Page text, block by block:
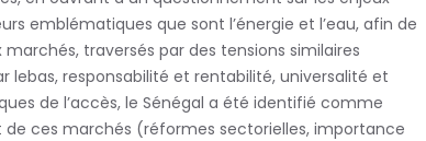
emblématiques que sont l’énergie et l’eau, afin de
marchés, traversés par des tensions similaires
lebas, responsabilité et rentabilité, universalité et
de l’accès, le Sénégal a été identifié comme
de ces marchés (réformes sectorielles, importance